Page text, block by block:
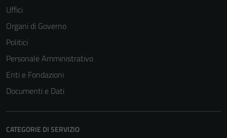
Uffici
Organi di Governo
Politici
Personale Amministrativo
Enti e Fondazioni
Documenti e Dati
CATEGORIE DI SERVIZIO